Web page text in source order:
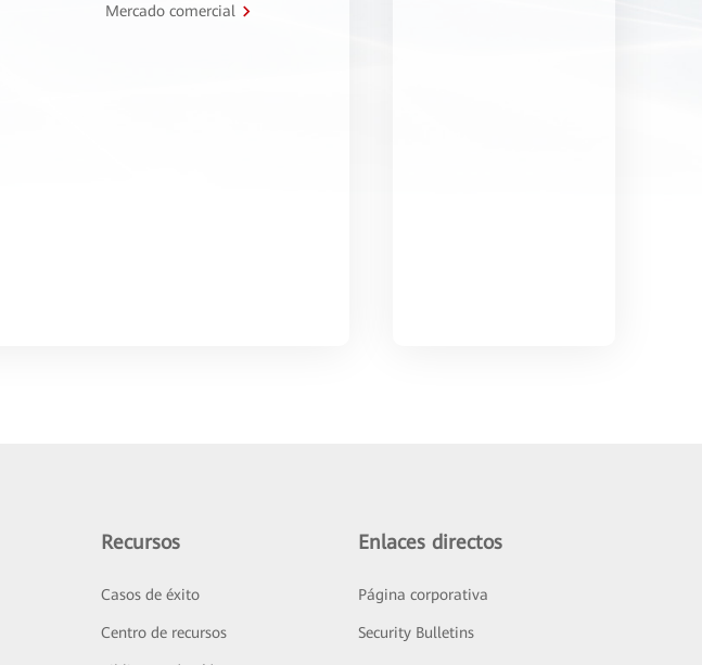
Mercado comercial
Recursos
Casos de éxito
Centro de recursos
Enlaces directos
Página corporativa
Security Bulletins